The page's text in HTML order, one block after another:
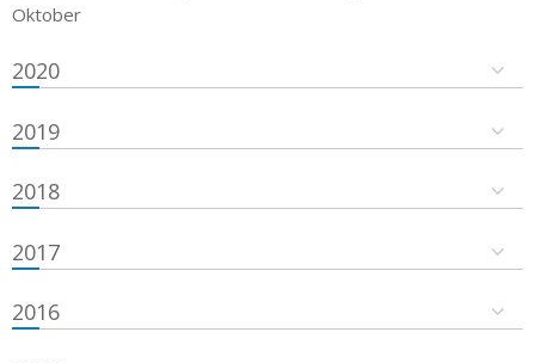
Oktober
2020
2019
2018
2017
2016